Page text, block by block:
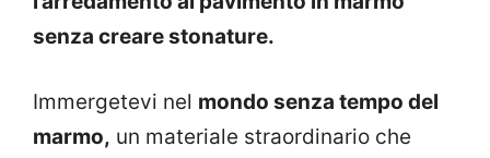
senza creare stonature.
Immergetevi nel mondo senza tempo del
marmo, un materiale straordinario che